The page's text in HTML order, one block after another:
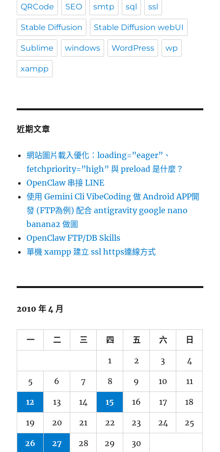
QRCode SEO smtp sql ssl
Stable Diffusion Stable Diffusion webUI
Sublime windows WordPress wp
xampp
近期文章
網站圖片載入優化：loading=”eager”、
fetchpriority=”high” 與 preload 是什麼？
OpenClaw 串接 LINE
使用 Gemini Cli VibeCoding 做 Android APP開
發 (FTP為例) 配合 antigravity google nano
banana2 做圖
OpenClaw FTP/DB Skills
單機 xampp 建立 ssl https連線方式
2010 年 4 月
一 二 三 四 五 六 日
1 2 3 4
5 6 7 8 9 10 11
12 13 14 15 16 17 18
19 20 21 22 23 24 25
26 27 28 29 30